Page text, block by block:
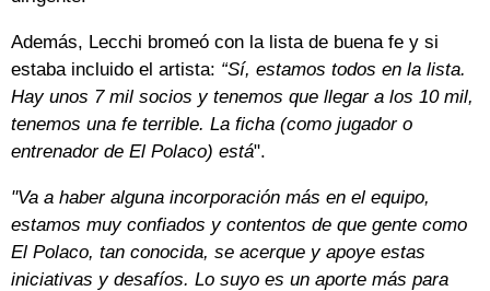
Además, Lecchi bromeó con la lista de buena fe y si
estaba incluido el artista: “Sí, estamos todos en la lista.
Hay unos 7 mil socios y tenemos que llegar a los 10 mil,
tenemos una fe terrible. La ficha (como jugador o
entrenador de El Polaco) está".
"Va a haber alguna incorporación más en el equipo,
estamos muy confiados y contentos de que gente como
El Polaco, tan conocida, se acerque y apoye estas
iniciativas y desafíos. Lo suyo es un aporte más para